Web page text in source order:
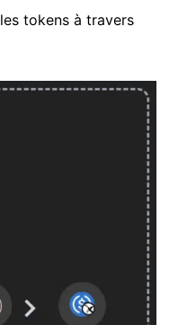
les tokens à travers